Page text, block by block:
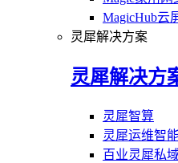
MagicHub云
灵犀解决方案
灵犀解决方
灵犀智算
灵犀运维智
百业灵犀私